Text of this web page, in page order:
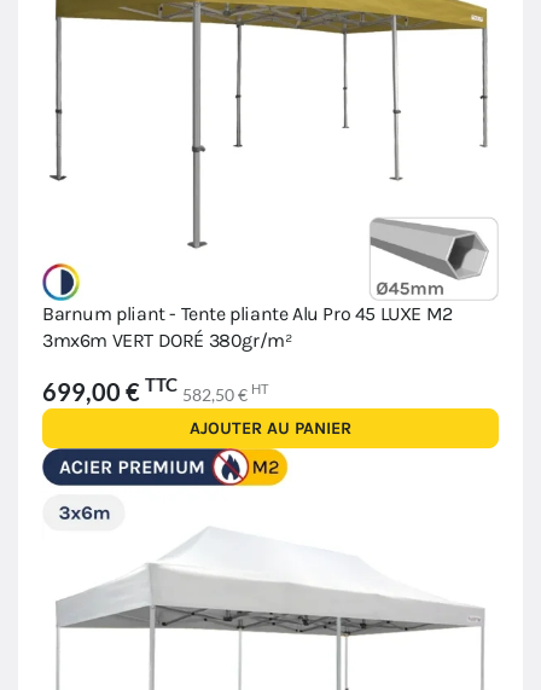
Barnum pliant - Tente pliante Alu Pro 45 LUXE M2
3mx6m VERT DORÉ 380gr/m²
699,00 € TTC 582,50 € HT
AJOUTER AU PANIER